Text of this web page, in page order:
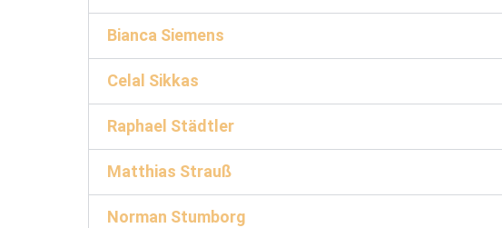
Bianca Siemens
Celal Sikkas
Raphael Städtler
Matthias Strauß
Norman Stumborg